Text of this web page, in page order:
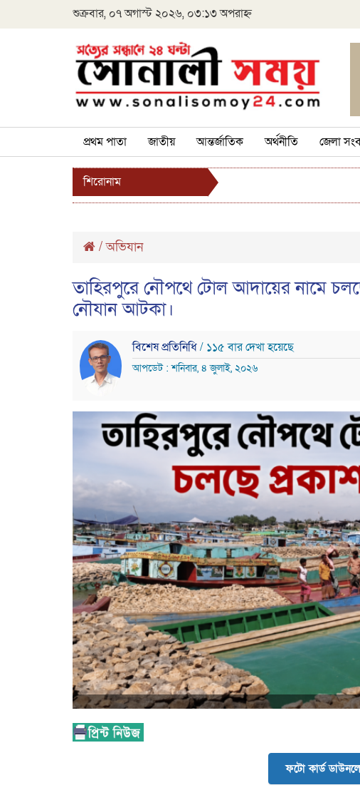
শুক্রবার, ০৭ অগাস্ট ২০২৬, ০৩:১৩ অপরাহ্ন
প্রথম পাতা জাতীয় আন্তর্জাতিক অর্থনীতি জেলা
শিরোনাম
/অভিযান
তাহিরপুরে নৌপথে টোল আদায়ের নামে
নৌযান আটকা।
বিশেষ প্রতিনিধি/ ১১৫ বার দেখা হয়েছে
আপডেট : শনিবার, ৪ জুলাই, ২০২৬
ফটো কার্ড